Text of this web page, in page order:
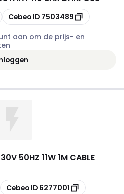
Kopiëren
Cebeo ID 7503489
aan om de prijs- en
50HZ 11W 1M CABLE
Kopiëren
Cebeo ID 6277001